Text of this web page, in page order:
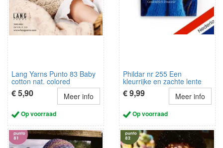
Lang Yarns Punto 83 Baby
cotton nat. colored
NL/DE/FR
€ 5,90 Meer info
Op voorraad
Phildar nr 255 Een
kleurrijke en zachte lente
NL-Duits
€ 9,99 Meer info
Op voorraad